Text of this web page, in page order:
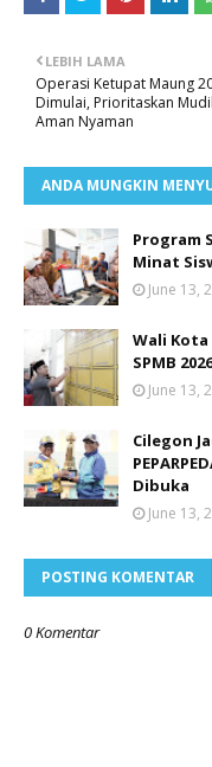
LEBIH LAMA
Operasi Ketupat Maung
Dimulai, Prioritaskan
Aman Nyaman
ANDA MUNGKIN
Program
Minat
June 13,
Wali Kota
SPMB 2026
June 13,
Cilegon
Dibuka
June 13,
POSTING KOMENTAR
0 Komentar